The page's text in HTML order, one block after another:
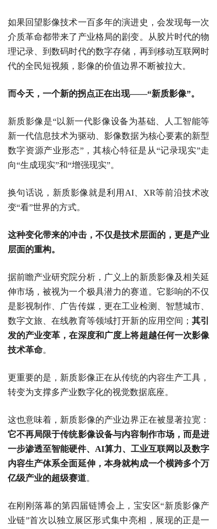
如果回望影像技术一百多年的演进史，会发现每一次
介质革命都带来了产业格局的剧变。从胶片时代的物
理记录、到数码时代的数字存储，再到移动互联网时
代的全民短视频，影像的价值边界不断被拉大。
而今天，一个新的拐点正在出现——“新质影像”。
新质影像是“以新一代影像设备为基础、人工智能等
新一代信息技术为驱动、影像数据为核心要素的新型
数字资源产业形态”，其核心特征是从“记录现实”走
向“生成现实”和“增强现实”。
换句话说，新质影像就是利用AI、XR等前沿技术改
变“看”世界的方式。
这种变化带来的冲击，不仅是技术层面的，更是产业
层面的重构。
据前瞻产业研究院分析，广义上的新质影像及相关延
伸市场，被视为一个极具潜力的赛道。它影响的不仅
是影视制作、广告传媒，更在工业检测、智慧城市、
数字文旅、在线教育等领域打开新的应用空间；其引
发的产业变革，在深度和广度上将超越任何一次影像
技术革命。
更重要的是，新质影像正在从传统的内容生产工具，
转变为支撑多产业数字化的视觉数据底座。
这也意味着，新质影像的产业边界正在被显著拉宽：
它不再局限于传统影像设备与内容制作市场，而是进
一步渗透至智能硬件、AI算力、工业互联网以及数字
内容生产体系全面延伸，本身就构成一个横跨多个万
亿级产业的超级赛道。
在刚刚落幕的第四届链博会上，宝安区“新质影像产
业链”首次以独立展区形式集中亮相，展现的正是一